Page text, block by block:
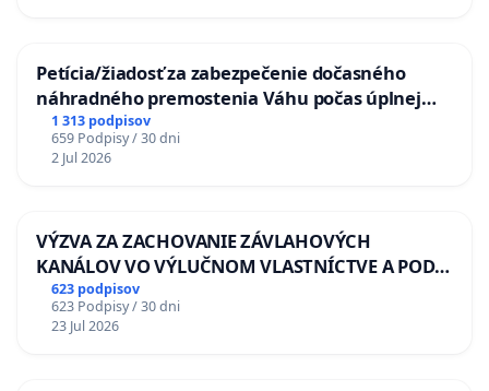
Petícia/žiadosť za zabezpečenie dočasného
náhradného premostenia Váhu počas úplnej
uzávery Vážskeho mosta v Komárne
1 313 podpisov
659 Podpisy / 30 dni
2 Jul 2026
VÝZVA ZA ZACHOVANIE ZÁVLAHOVÝCH
KANÁLOV VO VÝLUČNOM VLASTNÍCTVE A POD
KONTROLOU SLOVENSKEJ REPUBLIKY & žiadosť
na riešenie zanedbaného stavu závlahových a
odvodňovacích kanálov na Slovensku
623 podpisov
623 Podpisy / 30 dni
23 Jul 2026